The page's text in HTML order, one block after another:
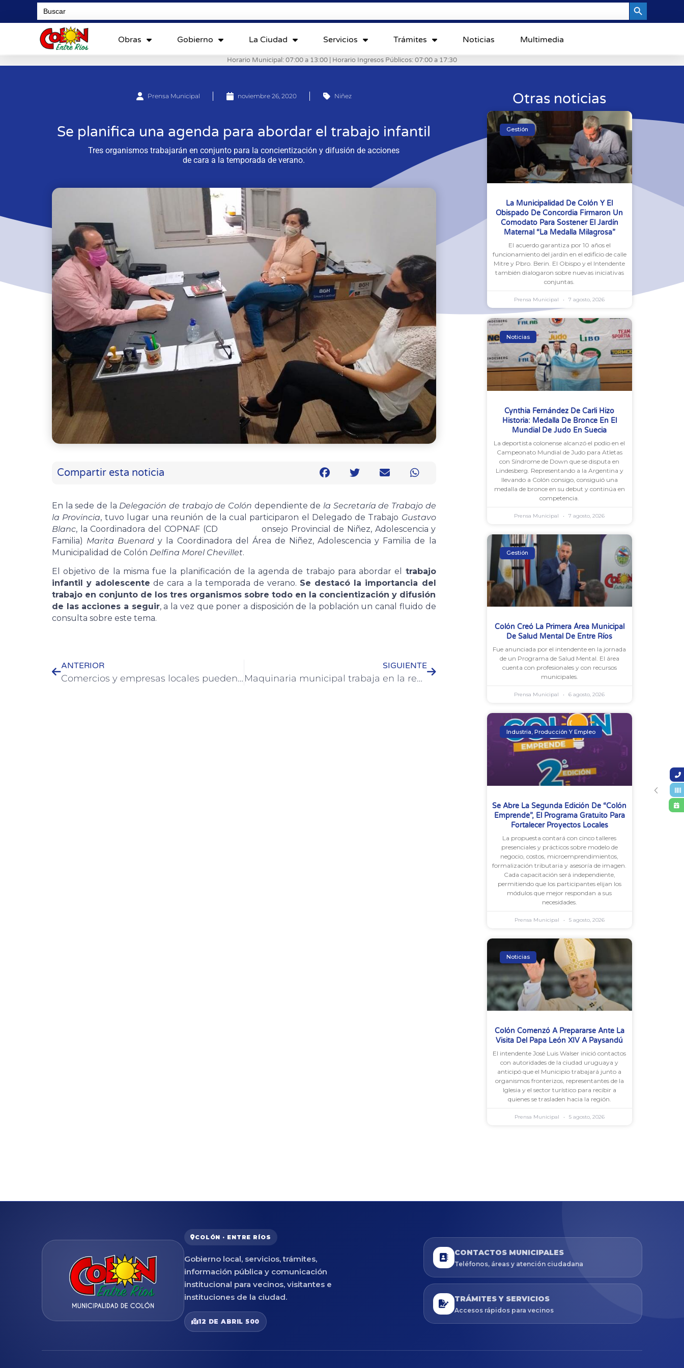
Search
for:
Obras Gobierno La Ciudad Servicios Trámites Noticias Multimedia
Horario Municipal: 07:00 a 13:00 | Horario Ingresos Públicos: 07:00 a 17:30
Prensa Municipal noviembre 26, 2020 Niñez
Se planifica una agenda para abordar el trabajo infantil
Tres organismos trabajarán en conjunto para la concientización y difusión de acciones
de cara a la temporada de verano.
Compartir esta noticia
En la sede de la Delegación de trabajo de Colón dependiente de la Secretaría de Trabajo de
la Provincia, tuvo lugar una reunión de la cual participaron el Delegado de Trabajo Gustavo
Blanc, la Coordinadora del COPNAF (CD onsejo Provincial de Niñez, Adolescencia y
Familia) Marita Buenard y la Coordinadora del Área de Niñez, Adolescencia y Familia de la
Municipalidad de Colón Delfina Morel Chevillet.
El objetivo de la misma fue la planificación de la agenda de trabajo para abordar el trabajo
infantil y adolescente de cara a la temporada de verano. Se destacó la importancia del
trabajo en conjunto de los tres organismos sobre todo en la concientización y difusión
de las acciones a seguir, a la vez que poner a disposición de la población un canal fluido de
consulta sobre este tema.
ANTERIOR
Comercios y empresas locales pueden acceder al Programa “Empleo Joven”
SIGUIENTE
Maquinaria municipal trabaja en la recuperación de calles
Otras noticias
Gestión
La Municipalidad De Colón Y El
Obispado De Concordia Firmaron Un
Comodato Para Sostener El Jardín
Maternal “La Medalla Milagrosa”
El acuerdo garantiza por 10 años el
funcionamiento del jardín en el edificio de calle
Mitre y Pbro. Berin. El Obispo y el Intendente
también dialogaron sobre nuevas iniciativas
conjuntas.
Prensa Municipal 7 agosto, 2026
Noticias
Cynthia Fernández De Carli Hizo
Historia: Medalla De Bronce En El
Mundial De Judo En Suecia
La deportista colonense alcanzó el podio en el
Campeonato Mundial de Judo para Atletas
con Síndrome de Down que se disputa en
Lindesberg. Representando a la Argentina y
llevando a Colón consigo, consiguió una
medalla de bronce en su debut y continúa en
competencia.
Prensa Municipal 7 agosto, 2026
Gestión
Colón Creó La Primera Área Municipal
De Salud Mental De Entre Ríos
Fue anunciada por el intendente en la jornada
de un Programa de Salud Mental. El área
cuenta con profesionales y con recursos
municipales.
Prensa Municipal 6 agosto, 2026
Industria, Producción Y Empleo
Se Abre La Segunda Edición De “Colón
Emprende”, El Programa Gratuito Para
Fortalecer Proyectos Locales
La propuesta contará con cinco talleres
presenciales y prácticos sobre modelo de
negocio, costos, microemprendimientos,
formalización tributaria y asesoría de imagen.
Cada capacitación será independiente,
permitiendo que los participantes elijan los
módulos que mejor respondan a sus
necesidades.
Prensa Municipal 5 agosto, 2026
Noticias
Colón Comenzó A Prepararse Ante La
Visita Del Papa León XIV A Paysandú
El intendente José Luis Walser inició contactos
con autoridades de la ciudad uruguaya y
anticipó que el Municipio trabajará junto a
organismos fronterizos, representantes de la
Iglesia y el sector turístico para recibir a
quienes se trasladen hacia la región.
Prensa Municipal 5 agosto, 2026
COLÓN · ENTRE RÍOS
Gobierno local, servicios, trámites,
información pública y comunicación
institucional para vecinos, visitantes e
instituciones de la ciudad.
12 DE ABRIL 500
CONTACTOS MUNICIPALES
Teléfonos, áreas y atención ciudadana
TRÁMITES Y SERVICIOS
Accesos rápidos para vecinos